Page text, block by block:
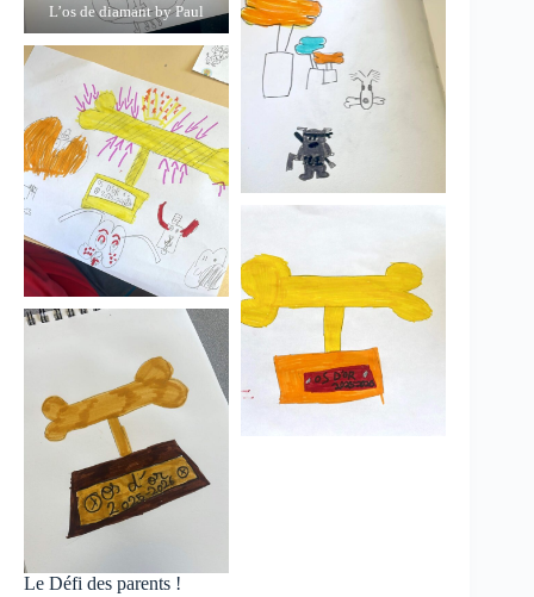
L’os de diamant by Paul
Le Défi des parents !